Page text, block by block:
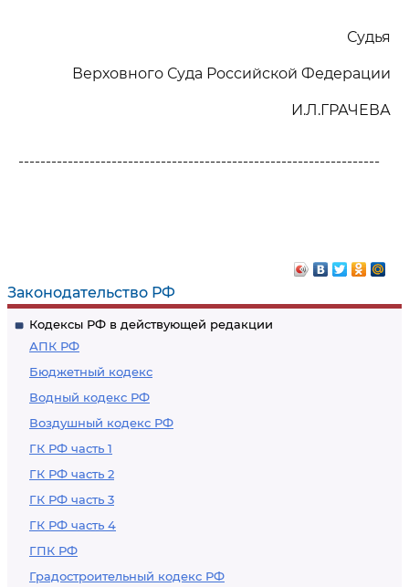
Законодательство РФ
Кодексы РФ в действующей редакции
АПК РФ
Бюджетный кодекс
Водный кодекс РФ
Воздушный кодекс РФ
ГК РФ часть 1
ГК РФ часть 2
ГК РФ часть 3
ГК РФ часть 4
ГПК РФ
Градостроительный кодекс РФ
Судья
Верховного Суда Российской Федерации
И.Л.ГРАЧЕВА
------------------------------------------------------------------